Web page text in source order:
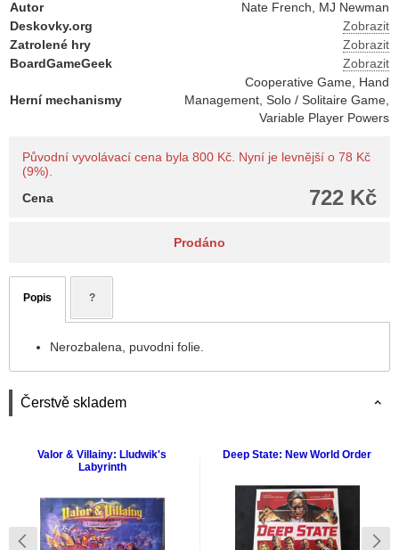
Autor
Nate French, MJ Newman
Deskovky.org
Zobrazit
Zatrolené hry
Zobrazit
BoardGameGeek
Zobrazit
Herní mechanismy
Cooperative Game, Hand
Management, Solo / Solitaire Game,
Variable Player Powers
Původní vyvolávací cena byla 800 Kč. Nyní je levnější o 78 Kč
(9%).
722 Kč
Cena
Prodáno
Popis ?
Nerozbalena, puvodni folie.
Čerstvě skladem
Valor & Villainy: Lludwik's
Labyrinth
Deep State: New World Order